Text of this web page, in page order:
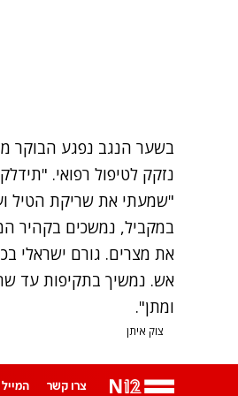
בשער הנגב נפגע הבוקר
נזקק לטיפול רפואי.
"שמעתי את שריקת הטיל
במקביל, נמשכים בקהיר
את מצרים. גורם ישראלי
אש. נמשיך בתקיפות עד
ומתן".
צוק איתן
צרו קשר